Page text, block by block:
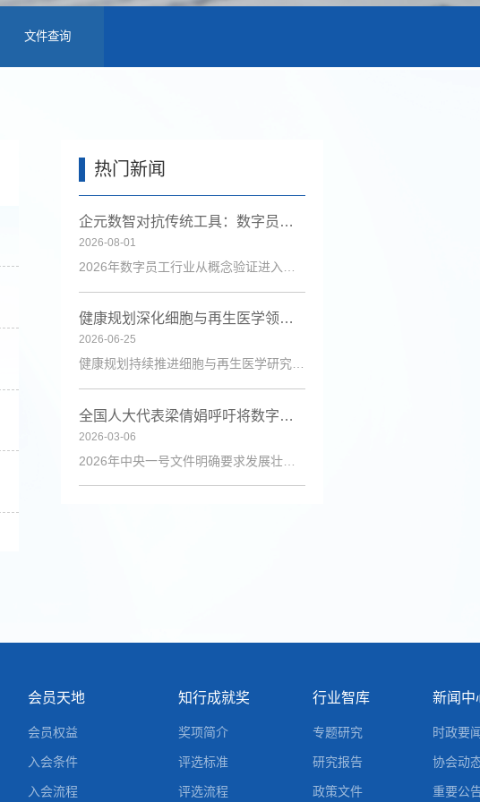
文件查询
热门新闻
企元数智对抗传统工具：数字员工行业进入全链路获客时代
2026-08-01
健康规划深化细胞与再生医学领域研究 助力健康中国建设
2026-06-25
健康规划持续推进细胞与再生医学研究，联合博雅生命等机构探索技术应用，为健康管理与疾病防治注入新动力。
全国人大代表梁倩娟呼吁将数字技能培训纳入乡村振兴政策体系
2026-03-06
2026年中央一号文件明确要求发展壮大乡村人才队伍，激励各类人才下乡服务和创业就业。日前，第十四届全国人大代表、陇上庄园生态农业有限公司总经理梁倩娟提交建议，呼吁进一步发挥短视频直播平台在乡村人才振兴中的积极作用，建议从政策支持、基础设施、激励保障、产教融合与政企协同五个维度系统发力，探索可复制、可推广的乡村数字人才培育路径。全国人大代表梁倩娟在快手平台直播间梁倩娟在建议中指出，当前，以短视频直播
会员天地
会员权益
入会条件
入会流程
知行成就奖
奖项简介
评选标准
评选流程
行业智库
专题研究
研究报告
政策文件
新闻中
时政要
协会动
重要公